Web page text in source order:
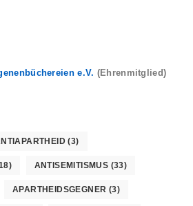
e.V. (Ehrenmitglied)
(3)
ANTISEMITISMUS (33)
APARTHEIDSGEGNER (3)